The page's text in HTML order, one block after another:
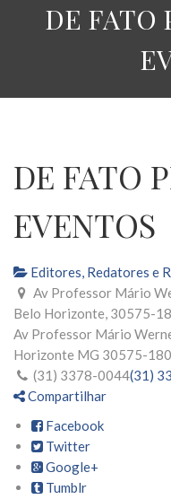
DE FATO
DE FATO
EVENTOS
Editores, Redatores e
Av Professor Mário
Belo Horizonte, 30575-
Av Professor Mário
Horizonte MG 30575-180
(31) 3378-0044(31)
Compartilhar
Facebook
Twitter
Google+
Tumblr